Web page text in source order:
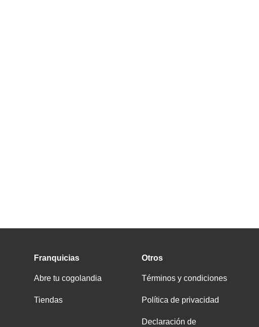
Franquicias
Abre tu cogolandia
Tiendas
Otros
Términos y condiciones
Política de privacidad
Declaración de